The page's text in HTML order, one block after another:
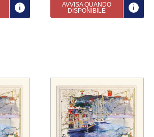
AVVISA QUANDO
DISPONIBILE